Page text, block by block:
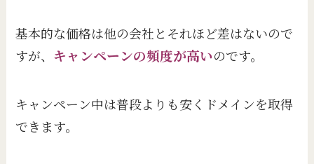
基本的な価格は他の会社とそれほど差はないので
すが、 キャンペーンの頻度が高いのです。
キャンペーン中は普段よりも安くドメインを取得
できます。